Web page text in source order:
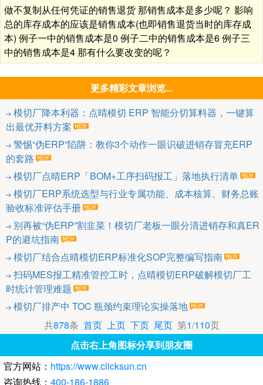
做不复制从任何凭证的销售退货 那销售成本是多少呢？ 影响
总的库存成本的应该是销售成本(也即销售退货当时的库存成
本) 例子一中的销售成本是0 例子二中的销售成本是6 例子三
中的销售成本是4 那有什么要改变的呢？
更多精彩文章浏览...
模切厂降本利器：点晴模切 ERP 智能分切算料器，一键算
出最优开料方案
警惕“伪ERP”陷阱：教你3个动作一眼识破进销存冒充ERP
的套路
模切厂点晴ERP「BOM+工序扫码报工」落地执行清单
模切厂ERP系统选型与行业专属功能、成本核算、财务总账
验收标准评估手册
别再被“伪ERP”割韭菜！模切厂老板一眼分清进销存和真ER
P的避坑指南
模切厂结合点晴模切ERP标准化SOP完整编写指南
扫码MES报工精准管控工时，点晴模切ERP破解模切厂工
时统计管理难题
模切厂排产中 TOC 瓶颈约束理论实操落地
共878条 首页 上页 下页 尾页第1/110页
点击右上角图标分享到朋友圈
官方网站： https://www.clicksun.cn
咨询热线： 400-186-1886